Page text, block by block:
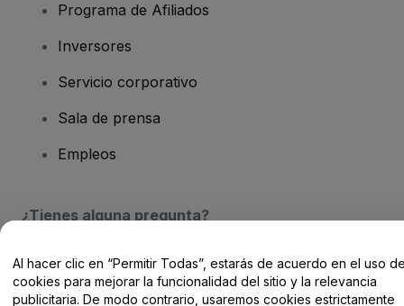
Programa de Afiliados
Inversores
Servicio corporativo
Sala de prensa
Empleos
¿Tienes alguna pregunta?
Centro de Ayuda / Contacto
Al hacer clic en “Permitir Todas”, estarás de acuerdo en el uso
cookies para mejorar la funcionalidad del sitio y la relevancia
publicitaria. De modo contrario, usaremos cookies estrictamente